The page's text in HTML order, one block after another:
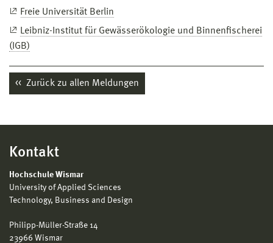
Freie Universität Berlin
Leibniz-Institut für Gewässerökologie und Binnenfischerei
(IGB)
Zurück zu allen Meldungen
Kontakt
Hochschule Wismar
University of Applied Sciences
Technology, Business and Design
Philipp-Müller-Straße 14
23966 Wismar